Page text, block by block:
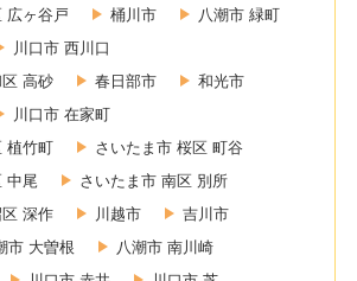
広ヶ谷戸
桶川市
八潮市 緑町
川口市 西川口
高砂
春日部市
和光市
川口市 在家町
植竹町
さいたま市 桜区 町谷
中尾
さいたま市 南区 別所
深作
川越市
吉川市
市 大曽根
八潮市 南川崎